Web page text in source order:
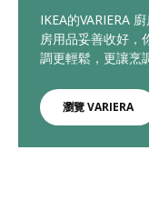
IKEA的VARIERA
房用品妥善收好，
調更輕鬆，更讓烹
瀏覽 VARIERA